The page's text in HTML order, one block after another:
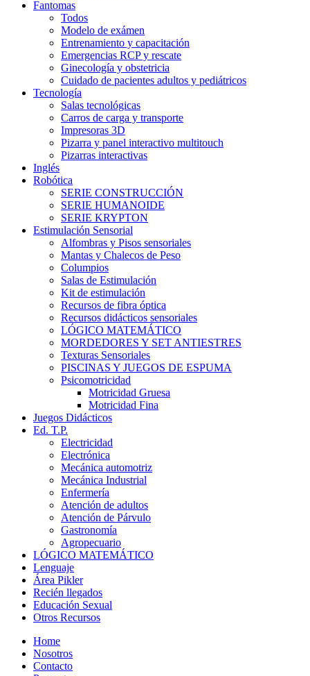
Fantomas
Todos
Modelo de exámen
Entrenamiento y capacitación
Emergencias RCP y rescate
Ginecología y obstetricia
Cuidado de pacientes adultos y pediátricos
Tecnología
Salas tecnológicas
Carros de carga y transporte
Impresoras 3D
Pizarra y panel interactivo multitouch
Pizarras interactivas
Inglés
Robótica
SERIE CONSTRUCCIÓN
SERIE HUMANOIDE
SERIE KRYPTON
Estimulación Sensorial
Alfombras y Pisos sensoriales
Mantas y Chalecos de Peso
Columpios
Salas de Estimulación
Kit de estimulación
Recursos de fibra óptica
Recursos didácticos sensoriales
LÓGICO MATEMÁTICO
MORDEDORES Y SET ANTIESTRES
Texturas Sensoriales
PISCINAS Y JUEGOS DE ESPUMA
Psicomotricidad
Motricidad Gruesa
Motricidad Fina
Juegos Didácticos
Ed. T.P.
Electricidad
Electrónica
Mecánica automotriz
Mecánica Industrial
Enfermería
Atención de adultos
Atención de Párvulo
Gastronomía
Agropecuario
LÓGICO MATEMÁTICO
Lenguaje
Área Pikler
Recién llegados
Educación Sexual
Otros Recursos
Home
Nosotros
Contacto